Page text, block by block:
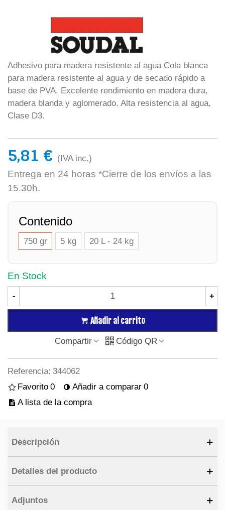
Adhesivo para madera resistente al agua Cola blanca
para madera resistente al agua y de secado rápido a
base de PVA. Excelente rendimiento en madera dura,
madera blanda y aglomerado. Alta resistencia al agua,
Clase D3.
5,81 € (IVA inc.)
Entrega en 24 horas *Cierre de los envíos a las
15.30h.
Contenido
750 gr 5 kg 20 L - 24 kg
En Stock
- +
Añadir al carrito
Compartir Código QR
Referencia: 344062
Favorito 0 Añadir a comparar 0
A lista de la compra
Descripción
Detalles del producto
Adjuntos